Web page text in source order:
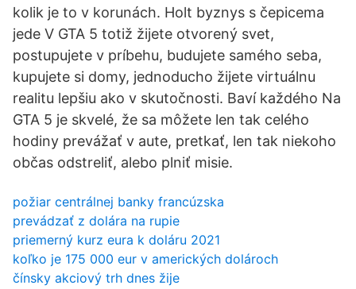
kolik je to v korunách. Holt byznys s čepicema
jede V GTA 5 totiž žijete otvorený svet,
postupujete v príbehu, budujete samého seba,
kupujete si domy, jednoducho žijete virtuálnu
realitu lepšiu ako v skutočnosti. Baví každého Na
GTA 5 je skvelé, že sa môžete len tak celého
hodiny prevážať v aute, pretkať, len tak niekoho
občas odstreliť, alebo plniť misie.
požiar centrálnej banky francúzska
prevádzať z dolára na rupie
priemerný kurz eura k doláru 2021
koľko je 175 000 eur v amerických dolároch
čínsky akciový trh dnes žije